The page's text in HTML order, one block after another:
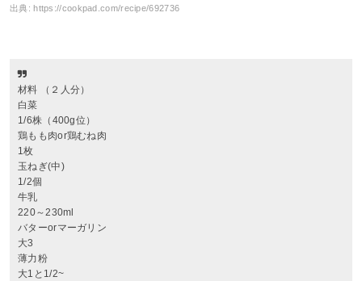
出典:https://cookpad.com/recipe/692736
材料 （２人分）
白菜
1/6株（400g位）
鶏もも肉or鶏むね肉
1枚
玉ねぎ(中)
1/2個
牛乳
220～230ml
バターorマーガリン
大3
薄力粉
大1と1/2~